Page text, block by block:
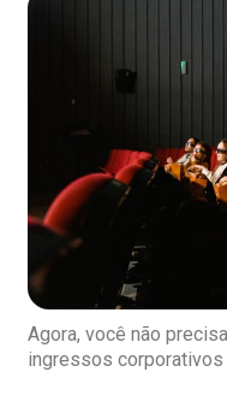
Agora, você não
ingressos corporativos